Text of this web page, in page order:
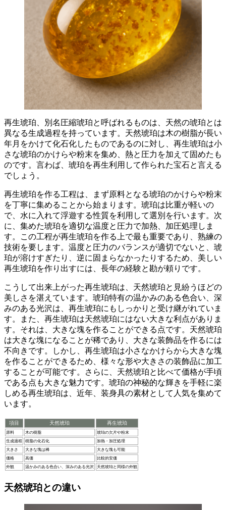
再生琥珀、別名圧縮琥珀と呼ばれるものは、 天然の琥珀とは
異なる生成過程を持っています。天然琥珀は木の樹脂が長い
年月をかけて化石化したものであるのに対し、再生琥珀は小
さな琥珀のかけらや粉末を集め、熱と圧力を加えて固めたも
のです。言わば、琥珀を再生利用して作られた宝石と言える
でしょう。
再生琥珀を作る工程は、まず原料となる琥珀のかけらや粉末
を丁寧に集めることから始まります。琥珀は比重が軽いの
で、水に入れて浮遊する性質を利用して選別を行います。次
に、集めた琥珀を適切な温度と圧力で加熱、加圧処理しま
す。この工程が再生琥珀を作る上で最も重要であり、熟練の
技術を要します。温度と圧力のバランスが適切でないと、琥
珀が溶けすぎたり、逆に固まらなかったりするため、美しい
再生琥珀を作り出すには、長年の経験と勘が頼りです。
こうして出来上がった再生琥珀は、 天然琥珀と見紛うほどの
美しさ を湛えています。琥珀特有の温かみのある色合い、深
みのある光沢は、再生琥珀にもしっかりと受け継がれていま
す。また、再生琥珀は天然琥珀にはない大きな利点がありま
す。それは、 大きな塊を作ることができる 点です。天然琥珀
は大きな塊になることが稀であり、大きな装飾品を作るには
不向きです。しかし、再生琥珀は小さなかけらから大きな塊
を作ることができるため、 様々な形や大きさの装飾品に加工
することが可能です。さらに、天然琥珀と比べて価格が手頃
である点も大きな魅力です。琥珀の神秘的な輝きを手軽に楽
しめる再生琥珀は、近年、装身具の素材として人気を集めて
います。
項目 天然琥珀 再生琥珀
原料 木の樹脂
琥珀の欠片や粉末
生成過程
樹脂の化石化
加熱・加圧処理
大きさ
大きな塊は稀
大きな塊も可能
価格
高価
比較的安価
外観
温かみのある色合い、深みのある光沢 天然琥珀と同様の外観
天然琥珀との違い